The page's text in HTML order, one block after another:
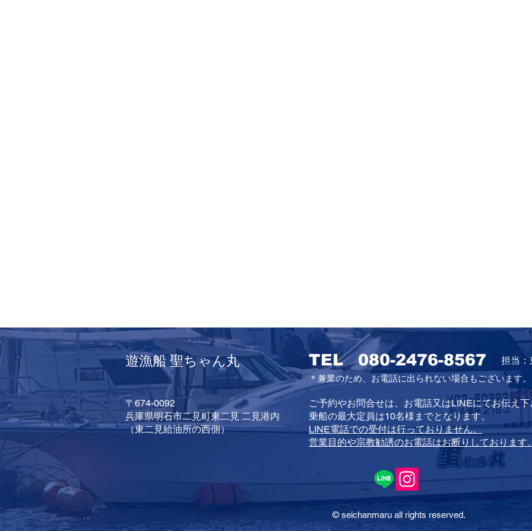
遊漁船 聖ちゃん丸 TEL 080-2476-8567 担当：
＊兼業のため、お電話に出られない場合もございます。
〒674-0092
兵庫県明石市二見町東二見 二見港内
（東二見給油所の西側）
ご予約やお問合せは、お電話又はLINEにてお伝え下
乗船の最大定員は10名様までとなります。
LINE電話での受付は行っておりません。
営業目的や宗教勧誘のお電話はお断りしております。
© seichanmaru all rights reserved.